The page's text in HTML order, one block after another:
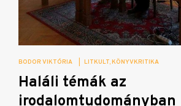
BODOR VIKTÓRIA LITKULT KÖNYVKRITIKA
Haláli témák az
irodalomtudományban